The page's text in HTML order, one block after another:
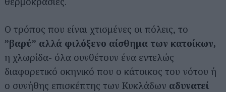
Ο τρόπος που είναι χτισμένες οι πόλεις, το
”βαρύ” αλλά φιλόξενο αίσθημα των κατοίκων,
η χλωρίδα- όλα συνθέτουν ένα εντελώς
διαφορετικό σκηνικό που ο κάτοικος του νότου ή
ο συνήθης επισκέπτης των Κυκλάδων αδυνατεί